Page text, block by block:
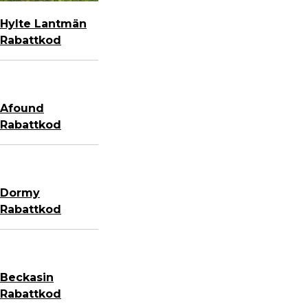
Hylte Lantmän
Rabattkod
Afound
Rabattkod
Dormy
Rabattkod
Beckasin
Rabattkod